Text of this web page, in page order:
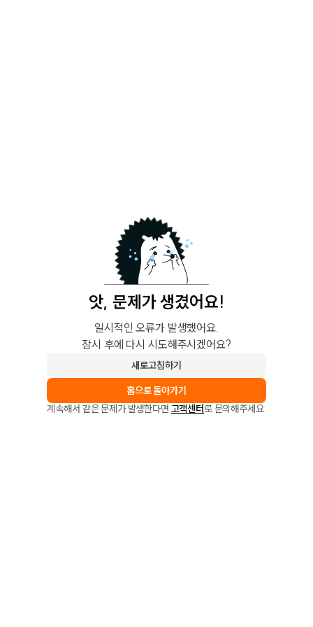
앗, 문제가 생겼어요!
일시적인 오류가 발생했어요.
잠시 후에 다시 시도해주시겠어요?
새로고침하기
홈으로 돌아가기
계속해서 같은 문제가 발생한다면 고객센터로 문의해주세요.